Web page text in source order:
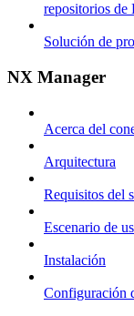
repositorios de
Solución de
NX Manager
Acerca del
Arquitectura
Requisitos del
Escenario de
Instalación
Configuración